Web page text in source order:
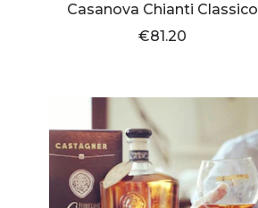
Casanova Chianti Classico
Gran Selezione DOCG
€81.20